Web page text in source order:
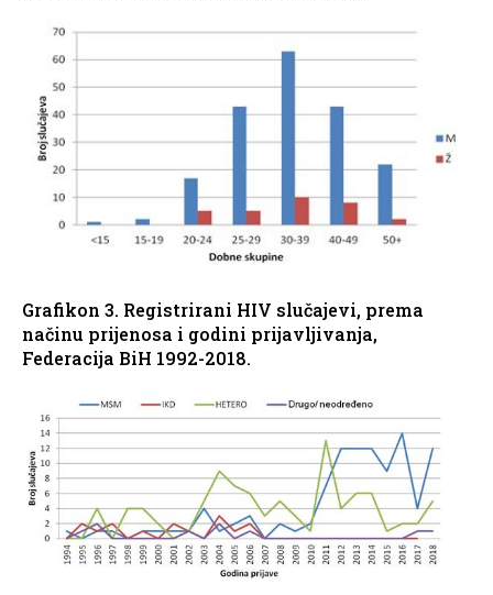
Grafikon 3. Registrirani HIV slučajevi, prema
načinu prijenosa i godini prijavljivanja,
Federacija BiH 1992-2018.